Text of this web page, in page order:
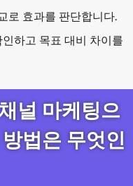
로 효과를 판단합니다.
하고 목표 대비 차이를
널 마케팅으
법은 무엇인